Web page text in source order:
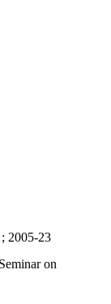
2005-23
on